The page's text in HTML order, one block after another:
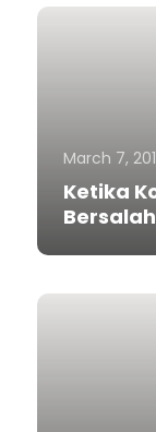
March 7,
Ketika
Bersalah